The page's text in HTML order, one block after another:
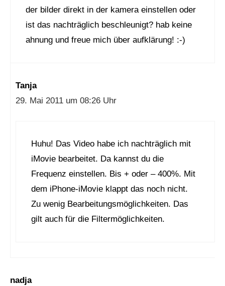
der bilder direkt in der kamera einstellen oder
ist das nachträglich beschleunigt? hab keine
ahnung und freue mich über aufklärung! :-)
Tanja
29. Mai 2011 um 08:26 Uhr
Huhu! Das Video habe ich nachträglich mit
iMovie bearbeitet. Da kannst du die
Frequenz einstellen. Bis + oder – 400%. Mit
dem iPhone-iMovie klappt das noch nicht.
Zu wenig Bearbeitungsmöglichkeiten. Das
gilt auch für die Filtermöglichkeiten.
nadja